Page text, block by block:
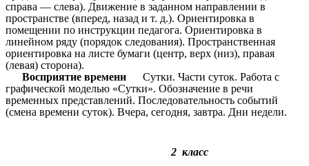
справа — слева). Движение в заданном направлении в
пространстве (вперед, назад и т. д.). Ориентировка в
помещении по инструкции педагога. Ориентировка в
линейном ряду (порядок следования). Пространственная
ориентировка на листе бумаги (центр, верх (низ), правая
(левая) сторона).
Восприятие времени Сутки. Части суток. Работа с
графической моделью «Сутки». Обозначение в речи
временных представлений. Последовательность событий
(смена времени суток). Вчера, сегодня, завтра. Дни недели.
2 класс